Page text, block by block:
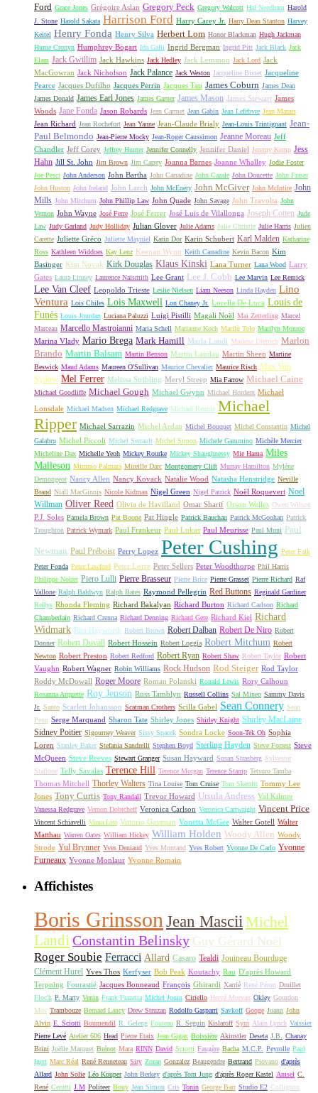
Ford Grace Jones Grégoire Aslan Gregory Peck Gregory Walcott Hal Needham Harold
J. Stone Harold Sakata Harrison Ford Harry Carey Jr. Harry Dean Stanton Harvey
Keitel Henry Fonda Henry Silva Herbert Lom Honor Blackman Hugh Jackman
Hume Cronyn Humphrey Bogart Ida Galli Ingrid Bergman Ingrid Pitt Jack Black Jack
Elam Jack Gwillim Jack Hawkins Jack Hedley Jack Lemmon Jack Lord Jack
MacGowran Jack Nicholson Jack Palance Jack Weston Jacqueline Bisset Jacqueline
Pearce Jacques Dufilho Jacques Perrin Jacques Tati James Coburn James Dean
James Donald James Earl Jones James Garner James Mason James Stewart James
Woods Jane Fonda Jason Robards Jean Carmet Jean Gabin Jean Lefebvre Jean Marais
Jean Richard Jean Rochefort Jean Yanne Jean-Claude Brialy Jean-Louis Trintignant Jean-
Paul Belmondo Jean-Pierre Mocky Jean-Roger Caussimon Jeanne Moreau Jeff
Chandler Jeff Corey Jeffrey Hunter Jennifer Connelly Jennifer Daniel Jeremy Kemp Jess
Hahn Jill St. John Jim Brown Jim Carrey Joanna Barnes Joanne Whalley Jodie Foster
Joe Pesci John Anderson John Bartha John Carradine John Cazale John Doucette John Fraser
John Huston John Ireland John Larch John McEnery John McGiver John McIntire John
Mills John Mitchum John Phillip Law John Quade John Savage John Travolta John
Vernon John Wayne José Ferre José Ferrer José Luis de Vilallonga Joseph Cotten Jude
Law Judy Garland Judy Holliday Julian Glover Julie Adams Julie Christie Julie Harris Julien
Carette Juliette Gréco Juliette Mayniel Karin Dor Karin Schubert Karl Malden Katharine
Ross Kathleen Widdoes Kay Lenz Keenan Wynn Keith Carradine Kevin Bacon Kim
Basinger Kim Novak Kirk Douglas Klaus Kinski Lana Turner Lana Wood Larry
Gates Laura Linney Laurence Naismith Lee Grant Lee J. Cobb Lee Marvin Lee Remick
Lee Van Cleef Leopoldo Trieste Leslie Nielsen Liam Neeson Linda Hayden Lino
Ventura Lois Chiles Lois Maxwell Lon Chaney Jr. Lorella De Luca Louis de
Funès Louis Jourdan Luciana Paluzzi Luigi Pistilli Magali Noël Mai Zetterling Marcel
Marceau Marcello Mastroianni Maria Schell Marianne Koch Marilù Tolo Marilyn Monroe
Marina Vlady Mario Brega Mark Hamill Marla Landi Marlene Dietrich Marlon
Brando Martin Balsam Martin Benson Martin Landau Martin Sheen Martine
Beswick Maud Adams Maureen O'Sullivan Maurice Chevalier Maurice Risch Max Von
Sydow Mel Ferrer Melissa Stribling Meryl Streep Mia Farrow Michael Caine
Michael Goodliffe Michael Gough Michael Gwynn Michael Hordern Michael
Lonsdale Michael Madsen Michael Redgrave Michael Rennie Michael
Ripper Michael Sarrazin Michel Ardan Michel Bouquet Michel Constantin Michel
Galabru Michel Piccoli Michel Serrault Michel Simon Michele Gammino Michèle Mercier
Micheline Dax Michelle Yeoh Mickey Rourke Mickey Shaughnessy Mie Hama Miles
Malleson Mimmo Palmara Mireille Darc Montgomery Clift Murray Hamilton Mylène
Demongeot Nancy Allen Nancy Kovack Natalie Wood Natasha Henstridge Neville
Brand Niall MacGinnis Nicole Kidman Nigel Green Nigel Patrick Noël Roquevert Noel
Willman Oliver Reed Olivia de Havilland Omar Sharif Orson Welles Owen Wilson
P.J. Soles Pamela Brown Pat Boone Pat Hingle Patrick Bauchau Patrick McGoohan Patrick
Troughton Patrick Wymark Paul Frankeur Paul Lukas Paul Meurisse Paul Muni Paul
Newman Paul Préboist Perry Lopez Peter Cushing Peter Falk
Peter Fonda Peter Lawford Peter Lorre Peter Sellers Peter Woodthorpe Phil Harris
Philippe Noiret Piero Lulli Pierre Brasseur Pierre Brice Pierre Grasset Pierre Richard Raf
Vallone Ralph Baldwyn Ralph Bates Raymond Pellegrin Red Buttons Reginald Gardiner
Rellys Rhonda Fleming Richard Bakalyan Richard Burton Richard Carlson Richard
Chamberlain Richard Crenna Richard Denning Richard Gere Richard Kiel Richard
Widmark Rita Hayworth Robert Brown Robert Dalban Robert De Niro Robert
Donner Robert Duvall Robert Hossein Robert Loggia Robert Mitchum Robert
Newton Robert Preston Robert Redford Robert Ryan Robert Shaw Robert Taylor Robert
Vaughn Robert Wagner Robin Williams Rock Hudson Rod Steiger Rod Taylor
Roddy McDowall Roger Moore Roman Polanski Ronald Lewis Rory Calhoun
Rosanna Arquette Roy Jenson Russ Tamblyn Russell Collins Sal Mineo Sammy Davis
Jr. Santo Scarlett Johansson Scatman Crothers Scilla Gabel Sean Connery Sean
Penn Serge Marquand Sharon Tate Shirley Jones Shirley Knight Shirley MacLaine
Sidney Poitier Sigourney Weaver Sissy Spacek Sondra Locke Soon-Tek Oh Sophia
Loren Stanley Baker Stefania Sandrelli Stephen Boyd Sterling Hayden Steve Forrest Steve
McQueen Steve Reeves Stewart Granger Susan Hayward Susan Strasberg Sylvester
Stallone Telly Savalas Terence Hill Terence Morgan Terence Stamp Tetsuro Tamba
Thomas Mitchell Thorley Walters Tina Louise Tom Cruise Tom Skerritt Tommy Lee
Jones Tony Curtis Tony Randall Trevor Howard Ursula Andress Val Kilmer
Vanessa Redgrave Vernon Dobtcheff Veronica Carlson Veronica Cartwright Vincent Price
Vincent Schiavelli Virna Lisi Vittorio Gassman Vonetta McGee Walter Gotell Walter
Matthau Warren Oates William Hickey William Holden Woody Allen Woody
Strode Yul Brynner Yves Deniaud Yves Montand Yves Robert Yvonne De Carlo Yvonne
Furneaux Yvonne Monlaur Yvonne Romain
Affichistes
Boris Grinsson Jean Mascii Michel
LandiConstantin Belinsky Guy Gérard Noël
Roger Soubie Ferracci Allard Casaro Tealdi Jouineau Bourduge
Clément Hurel Yves Thos Kerfyser Bob Peak Koutachy Rau D'après Howard
Terpning Fourastié Jacques Bonneaud François Ghirardi Xarrié René Péron Druillet
Floc'h P. Marty Venin Frank Frazetta Michel Jouin Ciriello Hervé Morvan Okley Gourdon
Mos Trambouze Bernard Lancy Drew Struzan Rodolfo Gasparri Savkoff Googe Joann John
Alvin E. Sciotti Boumendil R. Geleng Fouteau R. Seguin Kislaroff Sym Alain Lynch Vaissier
Pierre Levé Atelier 606 Head Pierre Etaix Jean Gigax Boissière Akinstler Deseta J.B.
Chanay
Brini Joëlle Marquet Brénot Mara RINN David Sciotti Faugère Bacha M.C.P. Peyrolle Paul
Igert Marc Réal René Renneteau Siry Zoran Gonzalez Beaugendre Bertrand Piovano d'après
Allard John Solie Léo Kouper John Berkey d'après Tom Jung d'après Roger Kastel Amsel C.
René Cerutti J.M Politeer Bouy Jean Simon Cris Tonin George Barr Studio E2 Collignon